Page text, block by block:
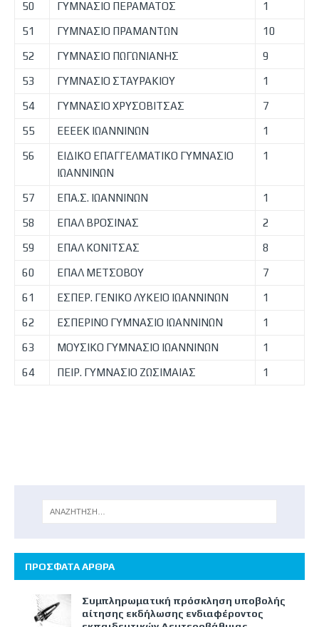
50 ΓΥΜΝΑΣΙΟ ΠΕΡΑΜΑΤΟΣ 1
51 ΓΥΜΝΑΣΙΟ ΠΡΑΜΑΝΤΩΝ 10
52 ΓΥΜΝΑΣΙΟ ΠΩΓΩΝΙΑΝΗΣ 9
53 ΓΥΜΝΑΣΙΟ ΣΤΑΥΡΑΚΙΟΥ 1
54 ΓΥΜΝΑΣΙΟ ΧΡΥΣΟΒΙΤΣΑΣ 7
55 ΕΕΕΕΚ ΙΩΑΝΝΙΝΩΝ 1
56
ΕΙΔΙΚΟ ΕΠΑΓΓΕΛΜΑΤΙΚΟ ΓΥΜΝΑΣΙΟ
ΙΩΑΝΝΙΝΩΝ
1
57 ΕΠΑ.Σ. ΙΩΑΝΝΙΝΩΝ 1
58 ΕΠΑΛ ΒΡΟΣΙΝΑΣ 2
59 ΕΠΑΛ ΚΟΝΙΤΣΑΣ 8
60 ΕΠΑΛ ΜΕΤΣΟΒΟΥ 7
61 ΕΣΠΕΡ. ΓΕΝΙΚΟ ΛΥΚΕΙΟ ΙΩΑΝΝΙΝΩΝ 1
62 ΕΣΠΕΡΙΝΟ ΓΥΜΝΑΣΙΟ ΙΩΑΝΝΙΝΩΝ 1
63 ΜΟΥΣΙΚΟ ΓΥΜΝΑΣΙΟ ΙΩΑΝΝΙΝΩΝ 1
64 ΠΕΙΡ. ΓΥΜΝΑΣΙΟ ΖΩΣΙΜΑΙΑΣ 1
ΠΡΟΣΦΑΤΑ ΑΡΘΡΑ
Συμπληρωματική πρόσκληση υποβολής
αίτησης εκδήλωσης ενδιαφέροντος